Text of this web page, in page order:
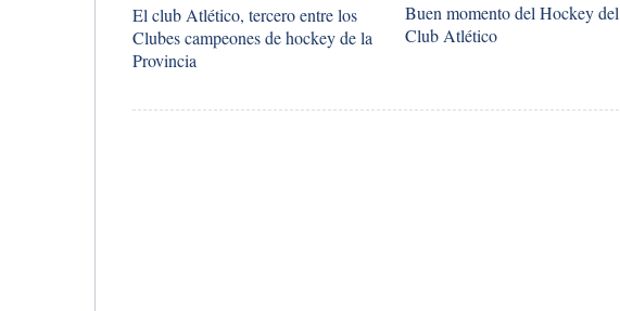
El club Atlético, tercero entre los
Clubes campeones de hockey de la
Provincia
Buen momento del Hockey del
Club Atlético